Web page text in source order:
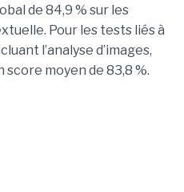
de 84,9 % sur les
Pour les tests liés à
l’analyse d’images,
moyen de 83,8 %.